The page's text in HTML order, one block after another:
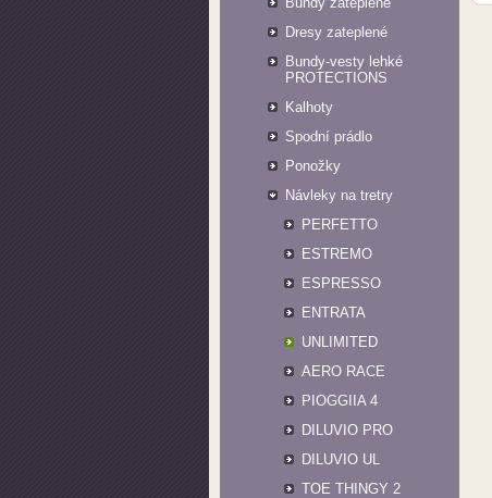
Dresy zateplené
Bundy-vesty lehké
PROTECTIONS
Kalhoty
Spodní prádlo
Ponožky
Návleky na tretry
PERFETTO
ESTREMO
ESPRESSO
ENTRATA
UNLIMITED
AERO RACE
PIOGGIIA 4
DILUVIO PRO
DILUVIO UL
TOE THINGY 2